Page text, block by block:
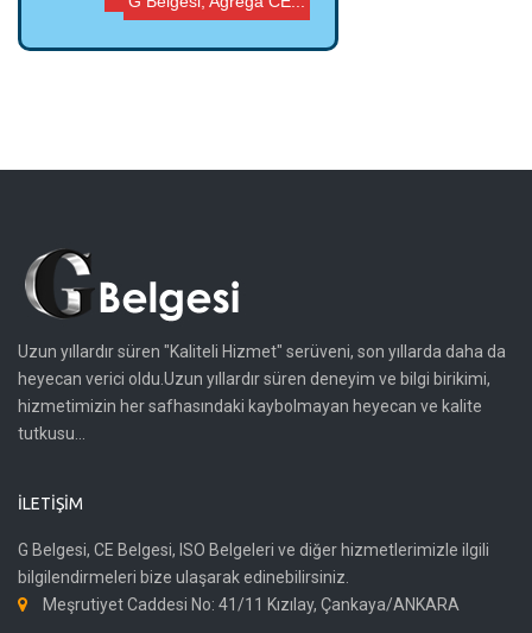
Artvin Agrega Analiz...
Uzun yıllardır süren "Kaliteli Hizmet" serüveni, son yıllarda daha da
heyecan verici oldu.Uzun yıllardır süren deneyim ve bilgi birikimi,
hizmetimizin her safhasındaki kaybolmayan heyecan ve kalite
tutkusu...
İLETIŞIM
G Belgesi, CE Belgesi, ISO Belgeleri ve diğer hizmetlerimizle ilgili
bilgilendirmeleri bize ulaşarak edinebilirsiniz.
Meşrutiyet Caddesi No: 41/11 Kızılay, Çankaya/ANKARA